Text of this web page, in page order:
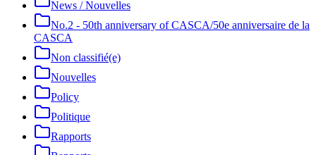
News / Nouvelles
No.2 - 50th anniversary of CASCA/50e anniversaire de la
CASCA
Non classifié(e)
Nouvelles
Policy
Politique
Rapports